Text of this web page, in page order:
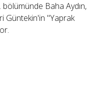
bölümünde Baha Aydın,
Güntekin'in "Yaprak